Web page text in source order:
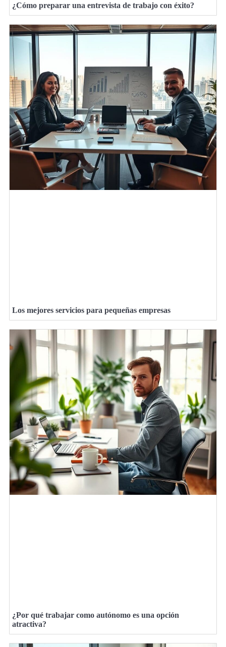
¿Cómo preparar una entrevista de trabajo con éxito?
Los mejores servicios para pequeñas empresas
¿Por qué trabajar como autónomo es una opción
atractiva?